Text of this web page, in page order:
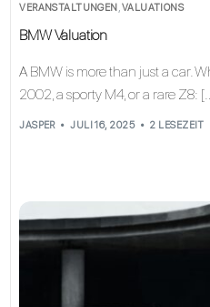
VERANSTALTUNGEN,VALUATIONS
BMW Valuation
A BMW is more than just a car.
2002, a sporty M4, or a rare Z8:
JASPER JULI 16, 2025 2 LESEZEIT